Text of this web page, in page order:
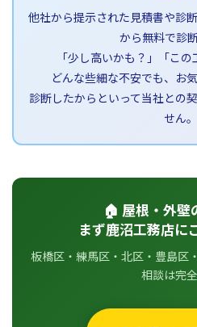
他社から提示された見積書や診
から無料で診断
「少し高いかも？」「この
どんな些細な不安でも、お
診断したからといって当社との
せん。
🏠 屋根・外壁
まず鹿沼工務店に
板橋区・練馬区・北区・豊島区
相談は完